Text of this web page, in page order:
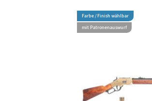
Farbe / Finish wählbar
mit Patronenauswurf